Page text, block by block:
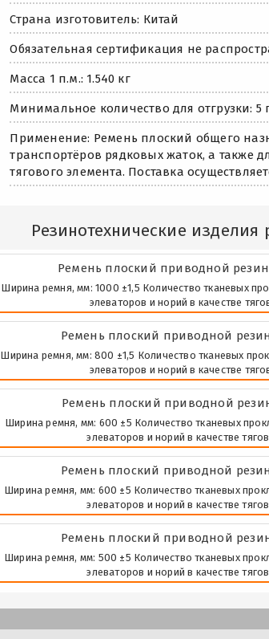
Страна изготовитель: Китай
Обязательная сертификация не
Масса 1 п.м.: 1.540 кг
Минимальное количество для отгрузки: 5
Применение: Ремень плоский общего
транспортёров рядковых жаток, а также
тягового элемента. Поставка
Резинотехнические
Ремень плоский приводной
Ширина ремня, мм: 1000 ±1,5 Количество тканевых
элеваторов и норий в качестве
Ремень плоский приводной
Ширина ремня, мм: 800 ±1,5 Количество тканевых
элеваторов и норий в качестве
Ремень плоский приводной
Ширина ремня, мм: 600 ±5 Количество тканевых
элеваторов и норий в качестве
Ремень плоский приводной
Ширина ремня, мм: 600 ±5 Количество тканевых
элеваторов и норий в качестве
Ремень плоский приводной
Ширина ремня, мм: 500 ±5 Количество тканевых
элеваторов и норий в качестве